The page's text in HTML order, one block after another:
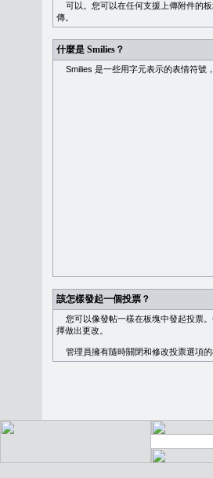
可以。您可以在任何支援上傳附件的
傳。
什麼是 Smilies？
Smilies 是一些用字元表示的表情符號
該怎樣發起一個投票？
您可以像發帖一樣在板塊中發起投票
擇做出更改。
管理員擁有隨時關閉和修改投票選項的